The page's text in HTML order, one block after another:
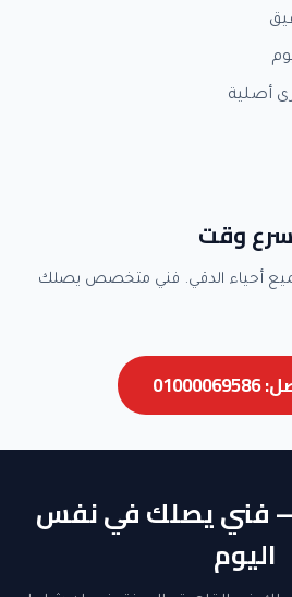
أصلية
وقت
أحياء الدقي. فني متخصص يصلك
— فني يصلك في نفس
اليوم